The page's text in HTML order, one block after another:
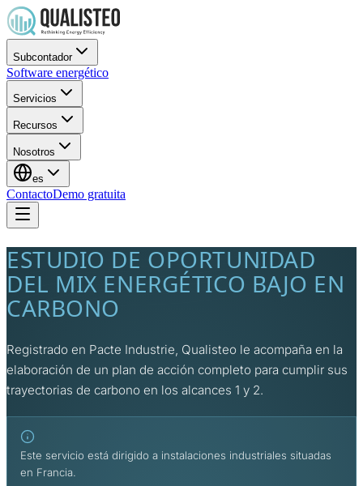
Subcontador
Software energético
Servicios
Recursos
Nosotros
es
ContactoDemo gratuita
ESTUDIO DE OPORTUNIDAD
DEL MIX ENERGÉTICO BAJO EN
CARBONO
Registrado en Pacte Industrie, Qualisteo le acompaña en la
elaboración de un plan de acción completo para cumplir sus
trayectorias de carbono en los alcances 1 y 2.
Este servicio está dirigido a instalaciones industriales situadas
en Francia.